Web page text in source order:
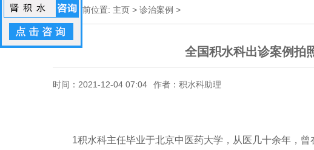
当前位置: 主页 > 诊治案例 >
全国积水科出诊案例拍
时间：2021-12-04 07:04 作者：积水科助理
1积水科主任毕业于北京中医药大学，从医几十余年，曾